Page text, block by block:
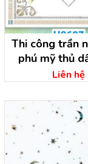
Thi công trần
phú mỹ thủ
Liên hệ